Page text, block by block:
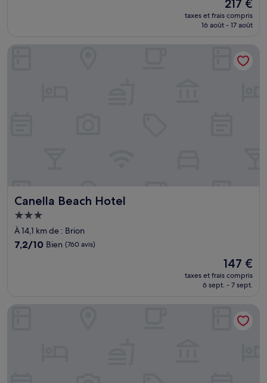
nouveau
prix
217 €
217 €
taxes et frais compris
16 août - 17 août
Canella Beach Hotel
Canella Beach Hotel
Hébergement
3.0 étoiles
À 14,1 km de : Brion
7.2
7,2/10 Bien (760 avis)
Le
nouveau
prix
de
147 €
147 €
taxes et frais compris
6 sept. - 7 sept.
Canella Beach Hotel